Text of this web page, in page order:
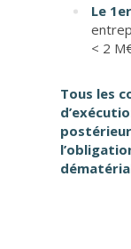
Le 1er
< 2
Tous les